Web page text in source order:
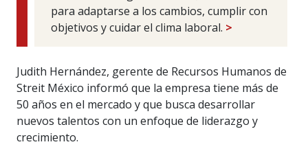
para adaptarse a los cambios, cumplir con
objetivos y cuidar el clima laboral. >
Judith Hernández, gerente de Recursos Humanos de
Streit México informó que la empresa tiene más de
50 años en el mercado y que busca desarrollar
nuevos talentos con un enfoque de liderazgo y
crecimiento.